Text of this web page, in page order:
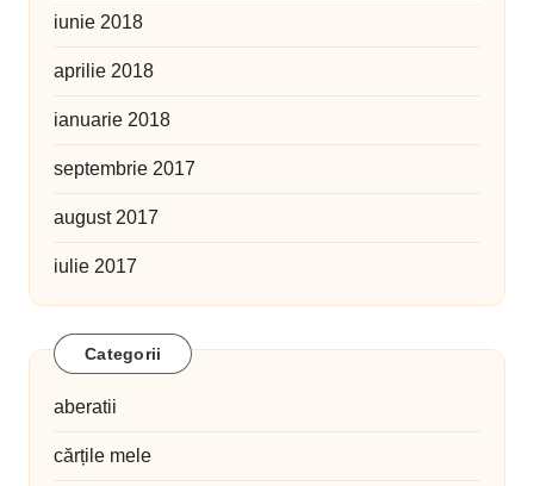
iunie 2018
aprilie 2018
ianuarie 2018
septembrie 2017
august 2017
iulie 2017
Categorii
aberatii
cărțile mele